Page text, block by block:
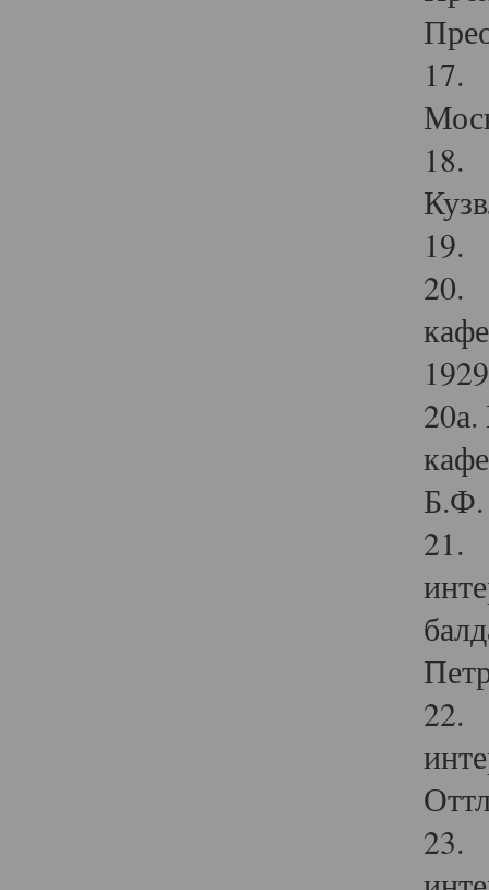
17.
18.
19.
20.
Б.Ф.
21.
22.
23.